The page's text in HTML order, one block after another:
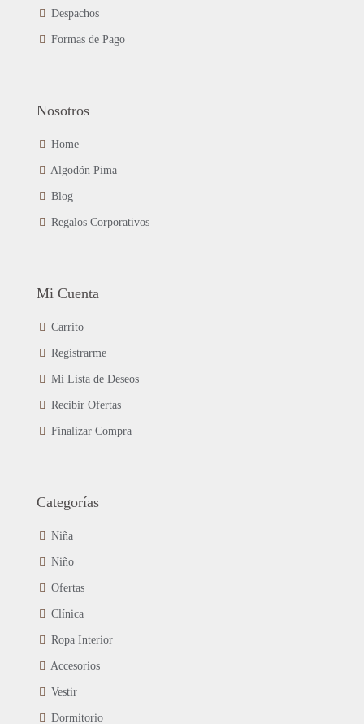
Despachos
Formas de Pago
Nosotros
Home
Algodón Pima
Blog
Regalos Corporativos
Mi Cuenta
Carrito
Registrarme
Mi Lista de Deseos
Recibir Ofertas
Finalizar Compra
Categorías
Niña
Niño
Ofertas
Clínica
Ropa Interior
Accesorios
Vestir
Dormitorio